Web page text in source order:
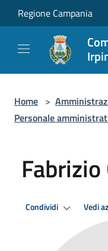
Salta al contenuto principale
Regione Campania
Home >
Personale
Condividi Vedi